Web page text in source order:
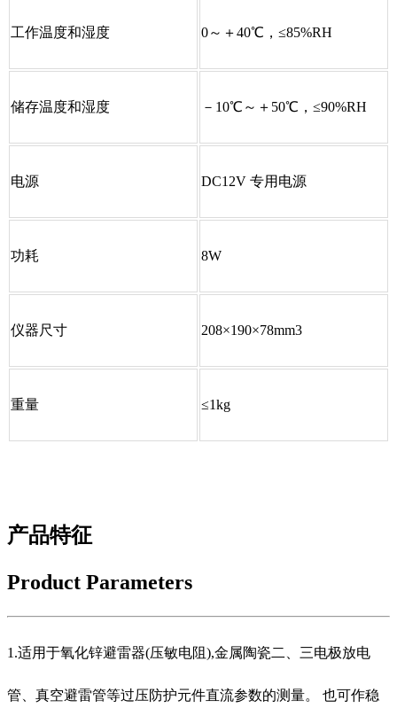
工作温度和湿度 0～＋40℃，≤85%RH
储存温度和湿度 －10℃～＋50℃，≤90%RH
电源 DC12V 专用电源
功耗 8W
仪器尺寸 208×190×78mm3
重量 ≤1kg
产品特征
Product Parameters
1.适用于氧化锌避雷器(压敏电阻),金属陶瓷二、三电极放电
管、真空避雷管等过压防护元件直流参数的测量。 也可作稳